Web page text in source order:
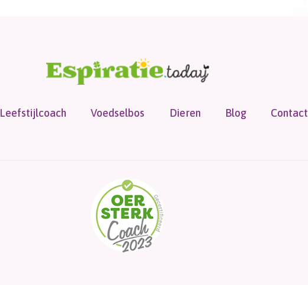
Leefstijlcoach Voedselbos Dieren Blog Contact